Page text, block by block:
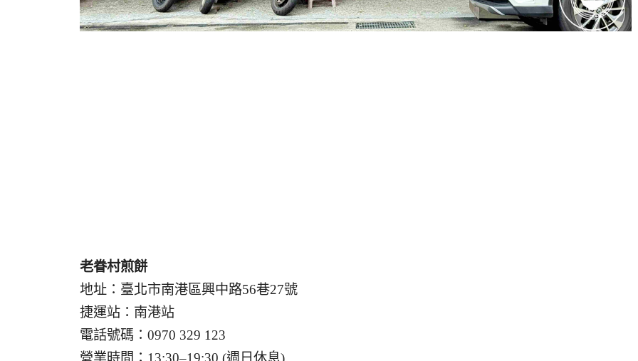
老眷村煎餅
地址：臺北市南港區興中路56巷27號
捷運站：南港站
電話號碼：0970 329 123
營業時間：13:30–19:30 (週日休息)